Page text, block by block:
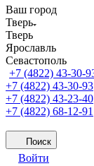
Ваш город
Тверь
Тверь
Ярославль
Севастополь
+7 (4822) 43-30-
+7 (4822) 43-30-93
+7 (4822) 43-23-40
+7 (4822) 68-12-91
Поиск
Войти